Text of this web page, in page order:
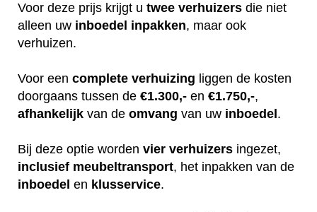
Voor deze prijs krijgt u twee verhuizers die niet
alleen uw inboedel inpakken, maar ook
verhuizen.
Voor een complete verhuizing liggen de kosten
doorgaans tussen de €1.300,- en €1.750,-,
afhankelijk van de omvang van uw inboedel .
Bij deze optie worden vier verhuizers ingezet,
inclusief meubeltransport, het inpakken van de
inboedel en klusservice.